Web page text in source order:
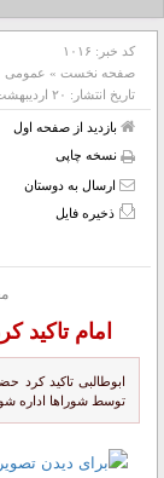
کد خبر: ۱۰۱۶
صفحه نخست » عمومی
تاریخ انتشار: ۲۰ ارديبهشت ۱۳۹۱ - ۰۰:۰۰
بازدید از صفحه اول
نسخه چاپی
ارسال به دوستان
ذخیره فایل
امام
ابوطالبی تاکید کرد
توسط شوراها اداره